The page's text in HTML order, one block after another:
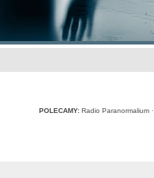
POLECAMY: Radio Paranormalium·